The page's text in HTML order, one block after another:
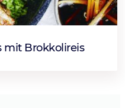
mit Brokkolireis